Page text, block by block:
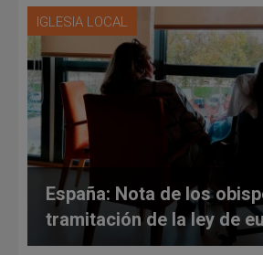
IGLESIA LOCAL
España: Nota de los
tramitación de la ley de